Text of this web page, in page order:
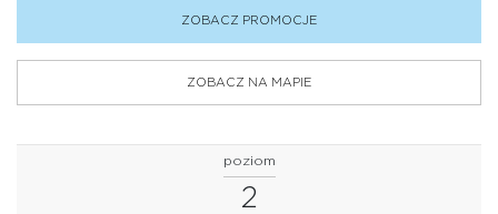
ZOBACZ PROMOCJE
ZOBACZ NA MAPIE
poziom
2